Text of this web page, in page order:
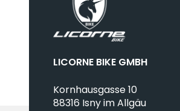
LICORNE BIKE GMBH
Kornhausgasse 10
88316 Isny im Allgäu